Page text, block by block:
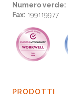
Numero verde:
Fax: 199119977
PRODOTTI